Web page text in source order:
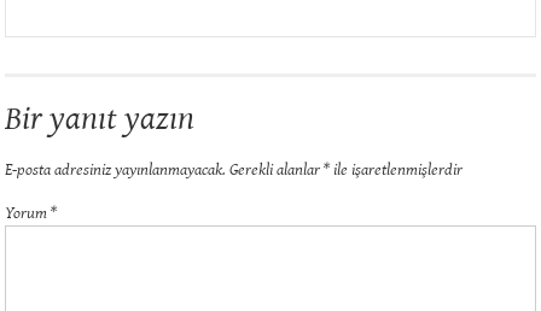
Bir yanıt yazın
E-posta adresiniz yayınlanmayacak. Gerekli alanlar*ile işaretlenmişlerdir
Yorum*